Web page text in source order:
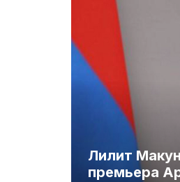
Лилит
премьера